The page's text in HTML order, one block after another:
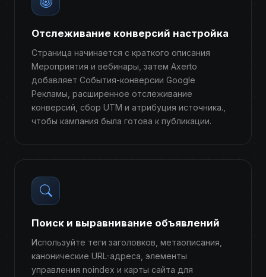
Отслеживание конверсий настройка
Страница начинается с краткого описания
Мероприятия и вебинары, затем Axerto
добавляет События-конверсии Google
Рекламы, расширенное отслеживание
конверсий, сбор UTM и атрибуция источника.,
чтобы кампания была готова к публикации.
Поиск и выравнивание объявлений
Используйте теги заголовков, метаописания,
канонические URL-адреса, элементы
управления noindex и карты сайта для